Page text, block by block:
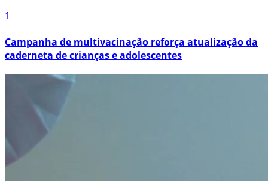
1
Campanha de multivacinação reforça atualização da
caderneta de crianças e adolescentes